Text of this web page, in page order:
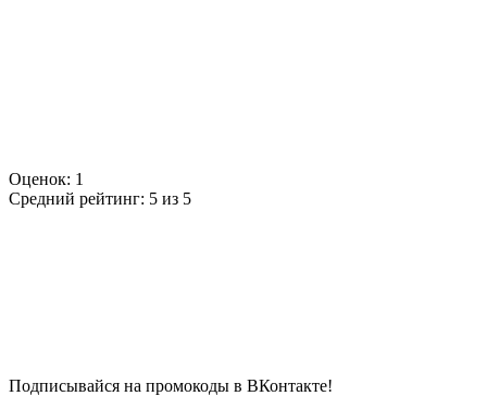
Оценок: 1
Средний рейтинг: 5 из 5
Подписывайся на промокоды в ВКонтакте!